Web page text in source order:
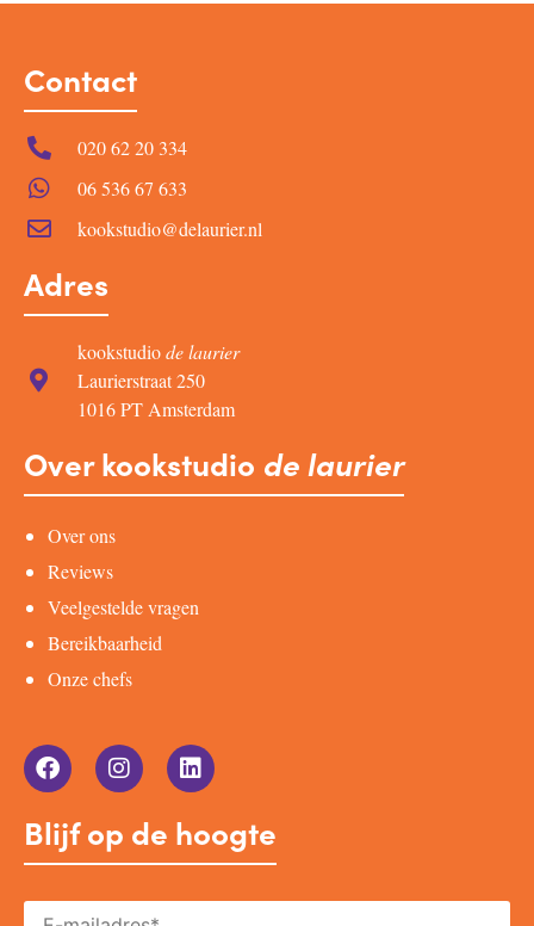
Contact
020 62 20 334
06 536 67 633
kookstudio@delaurier.nl
Adres
kookstudiode laurier
Laurierstraat 250
1016 PT Amsterdam
Over kookstudio de laurier
Over ons
Reviews
Veelgestelde vragen
Bereikbaarheid
Onze chefs
Blijf op de hoogte